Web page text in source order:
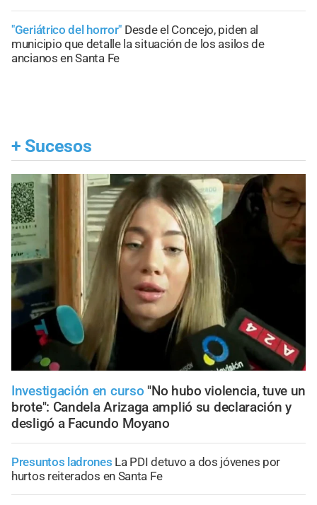
"Geriátrico del horror" Desde el Concejo, piden al
municipio que detalle la situación de los asilos de
ancianos en Santa Fe
+ Sucesos
Investigación en curso "No hubo violencia, tuve un
brote": Candela Arizaga amplió su declaración y
desligó a Facundo Moyano
Presuntos ladrones La PDI detuvo a dos jóvenes por
hurtos reiterados en Santa Fe